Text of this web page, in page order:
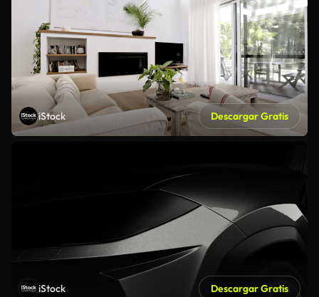
iStock Descargar Gratis
iStock Descargar Gratis